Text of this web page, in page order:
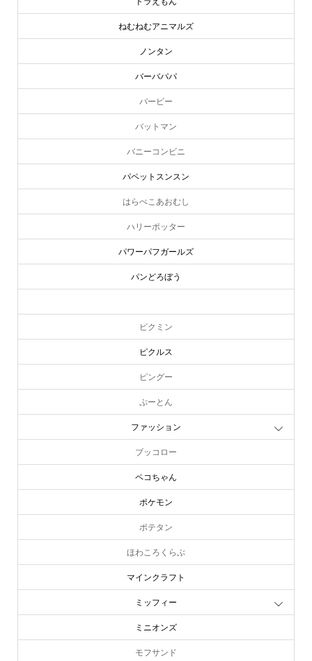
ねむねむアニマルズ
ノンタン
バーバパパ
バービー
バットマン
バニーコンビニ
パペットスンスン
はらぺこあおむし
ハリーポッター
パワーパフガールズ
パンどろぼう
ピクミン
ピクルス
ピングー
ぷーとん
ファッション
ブッコロー
ペコちゃん
ポケモン
ポテタン
ほわころくらぶ
マインクラフト
ミッフィー
ミニオンズ
モフサンド
company info